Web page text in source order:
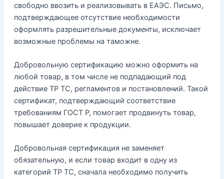
свободно ввозить и реализовывать в ЕАЭС. Письмо,
подтверждающее отсутствие необходимости
оформлять разрешительные документы, исключает
возможные проблемы на таможне.
Добровольную сертификацию можно оформить на
любой товар, в том числе не подпадающий под
действие ТР ТС, регламентов и постановлений. Такой
сертификат, подтверждающий соответствие
требованиям ГОСТ Р, помогает продвинуть товар,
повышает доверие к продукции.
Добровольная сертификация не заменяет
обязательную, и если товар входит в одну из
категорий ТР ТС, сначала необходимо получить